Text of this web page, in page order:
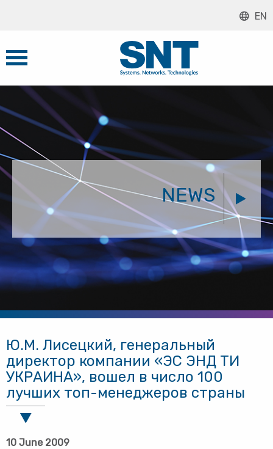
EN
NEWS
Ю.М. Лисецкий, генеральный
директор компании «ЭС ЭНД ТИ
УКРАИНА», вошел в число 100
лучших топ-менеджеров страны
10 June 2009